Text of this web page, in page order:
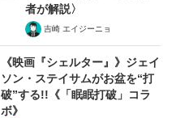
者が解説〉
吉崎 エイジーニョ
《映画『シェルター』》ジェイ
ソン・ステイサムがお盆を“打
破”する!!《「眠眠打破」コラ
ボ》